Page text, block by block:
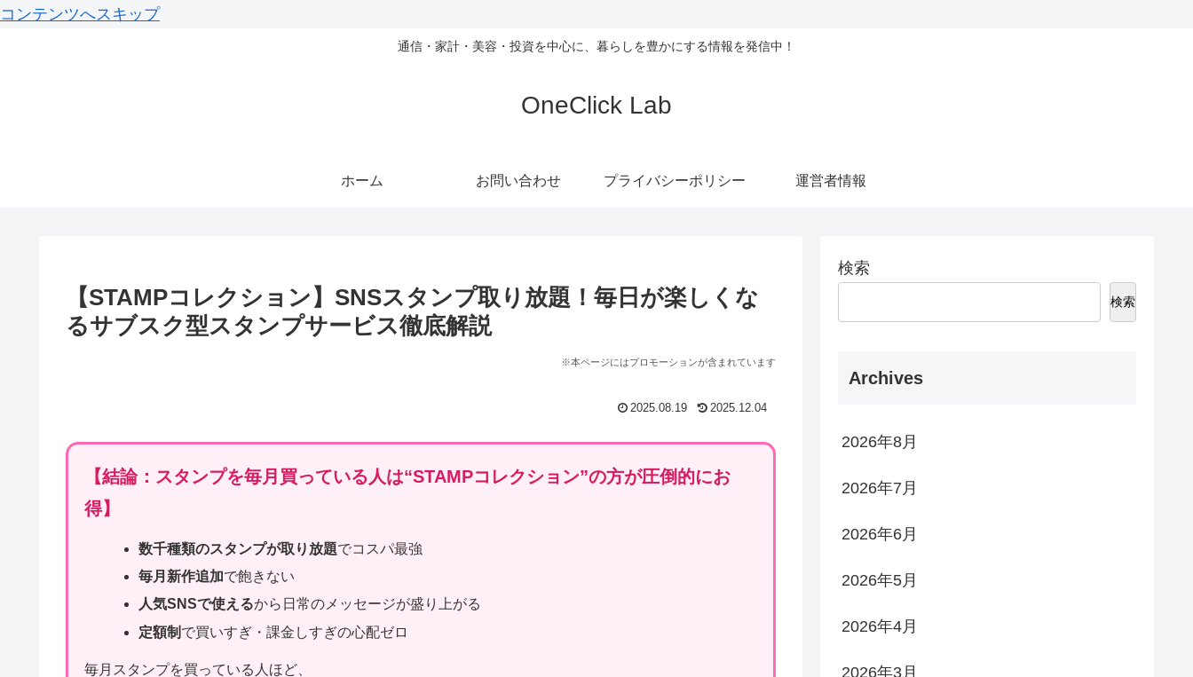
コンテンツへスキップ
通信・家計・美容・投資を中心に、暮らしを豊かにする情報を発信中！
OneClick Lab
ホーム お問い合わせ プライバシーポリシー 運営者情報
【STAMPコレクション】SNSスタンプ取り放題！毎日が楽しくな
るサブスク型スタンプサービス徹底解説
※本ページにはプロモーションが含まれています
2025.08.19 2025.12.04
【結論：スタンプを毎月買っている人は“STAMPコレクション”の方が圧倒的にお
得】
数千種類のスタンプが取り放題でコスパ最強
毎月新作追加で飽きない
人気SNSで使えるから日常のメッセージが盛り上がる
定額制 で買いすぎ・課金しすぎの心配ゼロ
毎月スタンプを買っている人ほど、
検索
検索
Archives
2026年8月
2026年7月
2026年6月
2026年5月
2026年4月
2026年3月